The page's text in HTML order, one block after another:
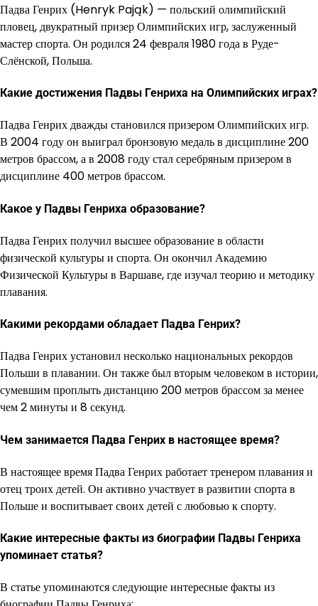
Падва Генрих (Henryk Pająk) — польский олимпийский
пловец, двукратный призер Олимпийских игр, заслуженный
мастер спорта. Он родился 24 февраля 1980 года в Руде-
Слёнской, Польша.
Какие достижения Падвы Генриха на Олимпийских играх?
Падва Генрих дважды становился призером Олимпийских игр.
В 2004 году он выиграл бронзовую медаль в дисциплине 200
метров брассом, а в 2008 году стал серебряным призером в
дисциплине 400 метров брассом.
Какое у Падвы Генриха образование?
Падва Генрих получил высшее образование в области
физической культуры и спорта. Он окончил Академию
Физической Культуры в Варшаве, где изучал теорию и методику
плавания.
Какими рекордами обладает Падва Генрих?
Падва Генрих установил несколько национальных рекордов
Польши в плавании. Он также был вторым человеком в истории,
сумевшим проплыть дистанцию 200 метров брассом за менее
чем 2 минуты и 8 секунд.
Чем занимается Падва Генрих в настоящее время?
В настоящее время Падва Генрих работает тренером плавания и
отец троих детей. Он активно участвует в развитии спорта в
Польше и воспитывает своих детей с любовью к спорту.
Какие интересные факты из биографии Падвы Генриха
упоминает статья?
В статье упоминаются следующие интересные факты из